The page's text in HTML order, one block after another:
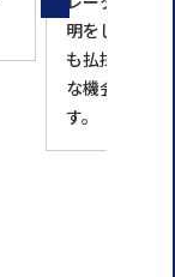
明をして下さ
も払拭し、本
な機会があれ
す。